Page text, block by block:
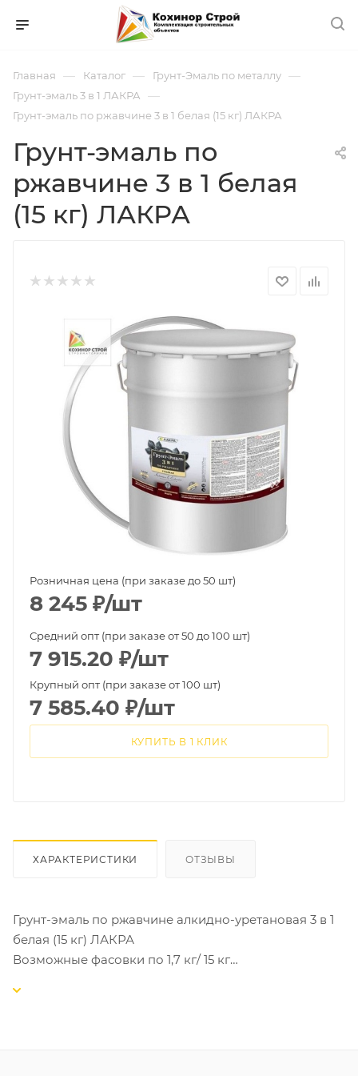
Главная — Каталог — Грунт-Эмаль по металлу —
Грунт-эмаль 3 в 1 ЛАКРА —
Грунт-эмаль по ржавчине 3 в 1 белая (15 кг) ЛАКРА
Грунт-эмаль по
ржавчине 3 в 1 белая
(15 кг) ЛАКРА
Розничная цена (при заказе до 50 шт)
8 245 ₽/шт
Средний опт (при заказе от 50 до 100 шт)
7 915.20 ₽/шт
Крупный опт (при заказе от 100 шт)
7 585.40 ₽/шт
КУПИТЬ В 1 КЛИК
ХАРАКТЕРИСТИКИ ОТЗЫВЫ
Грунт-эмаль по ржавчине алкидно-уретановая 3 в 1
белая (15 кг) ЛАКРА
Возможные фасовки по 1,7 кг/ 15 кг